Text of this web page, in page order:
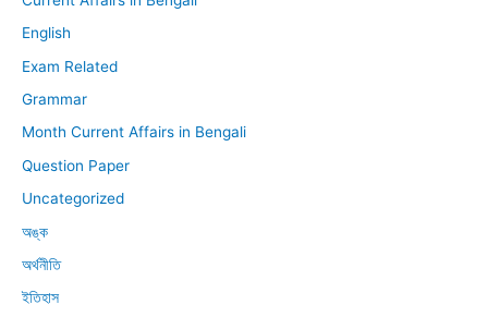
English
Exam Related
Grammar
Month Current Affairs in Bengali
Question Paper
Uncategorized
অঙ্ক
অর্থনীতি
ইতিহাস